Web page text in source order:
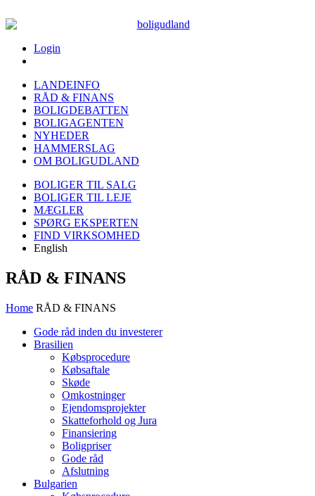
Login
LANDEINFO
RÅD & FINANS
BOLIGDEBATTEN
BOLIGAGENTEN
NYHEDER
HAMMERSLAG
OM BOLIGUDLAND
BOLIGER TIL SALG
BOLIGER TIL LEJE
MÆGLER
SPØRG EKSPERTEN
FIND VIRKSOMHED
English
RÅD & FINANS
Home RÅD & FINANS
Gode råd inden du investerer
Brasilien
Købsprocedure
Købsaftale
Skøde
Omkostninger
Ejendomsprojekter
Skatteforhold og Jura
Finansiering
Boligpriser
Gode råd
Afslutning
Bulgarien